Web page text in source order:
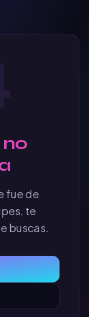
no
fue de
te
buscas.